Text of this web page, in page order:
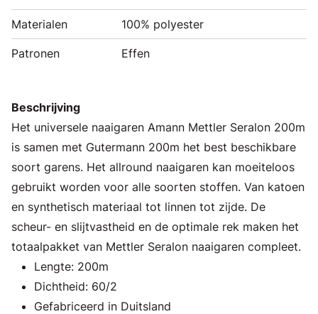
Materialen 100% polyester
Patronen Effen
Beschrijving
Het universele naaigaren Amann Mettler Seralon 200m
is samen met Gutermann 200m het best beschikbare
soort garens. Het allround naaigaren kan moeiteloos
gebruikt worden voor alle soorten stoffen. Van katoen
en synthetisch materiaal tot linnen tot zijde. De
scheur- en slijtvastheid en de optimale rek maken het
totaalpakket van Mettler Seralon naaigaren compleet.
Lengte: 200m
Dichtheid: 60/2
Gefabriceerd in Duitsland